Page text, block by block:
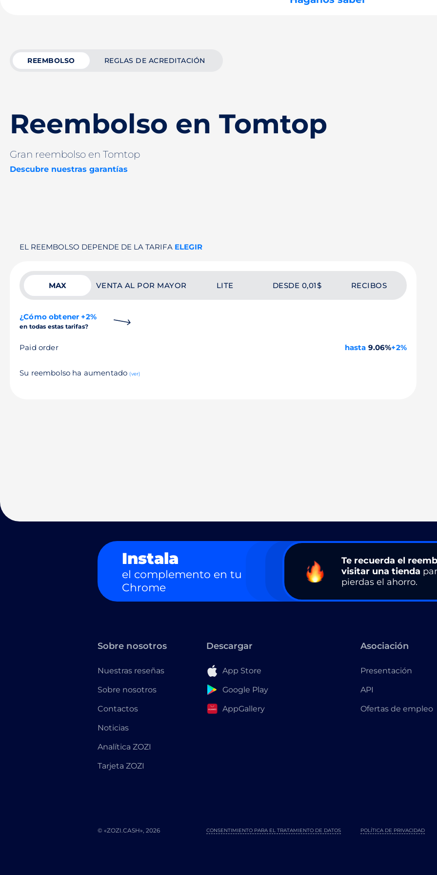
REEMBOLSO REGLAS DE ACREDITACIÓN
Reembolso en Tomtop
Gran reembolso en Tomtop
Descubre nuestras garantías
EL REEMBOLSO DEPENDE DE LA TARIFA ELEGIR
MAX VENTA AL POR MAYOR LITE DESDE 0,01$ RECIBOS
¿Cómo obtener +2%
en todas estas tarifas?
Paid order hasta 9.06%+2%
Su reembolso ha aumentado (ver)
Instala
el complemento en tu
Chrome
Te recuerda el
visitar una tienda
pierdas el ahorro.
Sobre nosotros
Nuestras reseñas
Sobre nosotros
Contactos
Noticias
Analítica ZOZI
Tarjeta ZOZI
Descargar
App Store
Google Play
AppGallery
Asociación
Presentación
API
Ofertas de empleo
© «ZOZI.CASH», 2026 POLÍTICA DE PRIVACIDAD
CONSENTIMIENTO PARA EL TRATAMIENTO DE DATOS